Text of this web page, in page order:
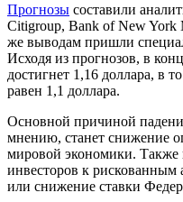
Прогнозы составили
Citigroup, Bank of New York
же выводам пришли
Исходя из прогнозов, в
достигнет 1,16 доллара, в
равен 1,1 доллара.
Основной причиной
мнению, станет снижение
мировой экономики. Также
инвесторов к рискованным
или снижение ставки